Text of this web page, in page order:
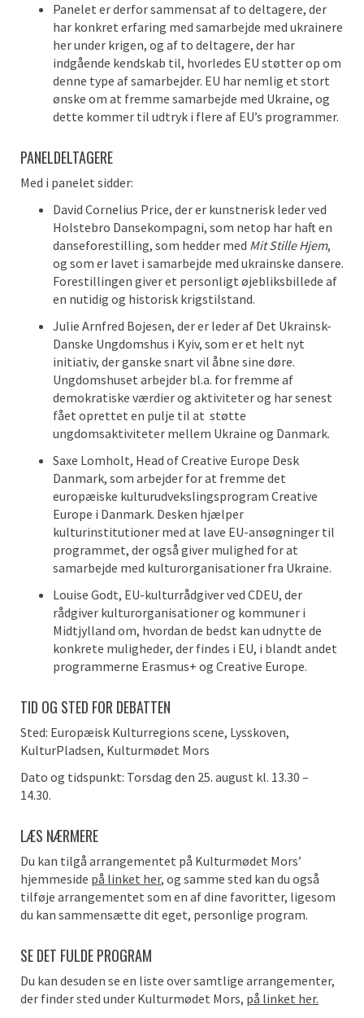
Panelet er derfor sammensat af to deltagere, der
har konkret erfaring med samarbejde med ukrainere
her under krigen, og af to deltagere, der har
indgående kendskab til, hvorledes EU støtter op om
denne type af samarbejder. EU har nemlig et stort
ønske om at fremme samarbejde med Ukraine, og
dette kommer til udtryk i flere af EU’s programmer.
PANELDELTAGERE
Med i panelet sidder:
David Cornelius Price, der er kunstnerisk leder ved
Holstebro Dansekompagni, som netop har haft en
danseforestilling, som hedder med Mit Stille Hjem,
og som er lavet i samarbejde med ukrainske dansere.
Forestillingen giver et personligt øjebliksbillede af
en nutidig og historisk krigstilstand.
Julie Arnfred Bojesen, der er leder af Det Ukrainsk-
Danske Ungdomshus i Kyiv, som er et helt nyt
initiativ, der ganske snart vil åbne sine døre.
Ungdomshuset arbejder bl.a. for fremme af
demokratiske værdier og aktiviteter og har senest
fået oprettet en pulje til at støtte
ungdomsaktiviteter mellem Ukraine og Danmark.
Saxe Lomholt, Head of Creative Europe Desk
Danmark, som arbejder for at fremme det
europæiske kulturudvekslingsprogram Creative
Europe i Danmark. Desken hjælper
kulturinstitutioner med at lave EU-ansøgninger til
programmet, der også giver mulighed for at
samarbejde med kulturorganisationer fra Ukraine.
Louise Godt, EU-kulturrådgiver ved CDEU, der
rådgiver kulturorganisationer og kommuner i
Midtjylland om, hvordan de bedst kan udnytte de
konkrete muligheder, der findes i EU, i blandt andet
programmerne Erasmus+ og Creative Europe.
TID OG STED FOR DEBATTEN
Sted: Europæisk Kulturregions scene, Lysskoven,
KulturPladsen, Kulturmødet Mors
Dato og tidspunkt: Torsdag den 25. august kl. 13.30 –
14.30.
LÆS NÆRMERE
Du kan tilgå arrangementet på Kulturmødet Mors’
hjemmeside på linket her, og samme sted kan du også
tilføje arrangementet som en af dine favoritter, ligesom
du kan sammensætte dit eget, personlige program.
SE DET FULDE PROGRAM
Du kan desuden se en liste oversamtlige arrangementer,
der finder sted under Kulturmødet Mors, på linket her.